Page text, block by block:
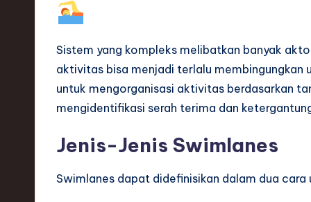
Sistem yang kompleks melibatkan banyak
aktivitas bisa menjadi terlalu membingungkan
untuk mengorganisasi aktivitas berdasarkan
mengidentifikasi serah terima dan
Jenis-Jenis Swimlanes
Swimlanes dapat didefinisikan dalam dua cara